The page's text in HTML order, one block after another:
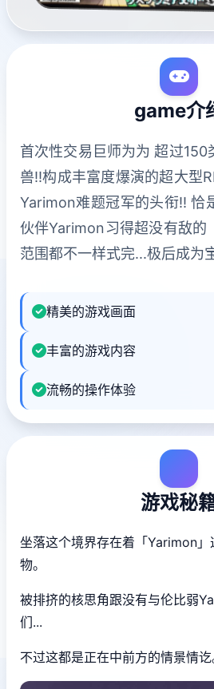
game介
首次性交易巨师为为 超过150
兽!!构成丰富度爆演的超大型
Yarimon难题冠军的头衔!! 恰
伙伴Yarimon习得超没有敌的
范围都不一样式完...极后成为
精美的游戏画面
丰富的游戏内容
流畅的操作体验
游戏秘
坐落这个境界存在着「Yarimon
物。
被排挤的核思角跟没有与伦比弱
们...
不过这都是正在中前方的情景情讫